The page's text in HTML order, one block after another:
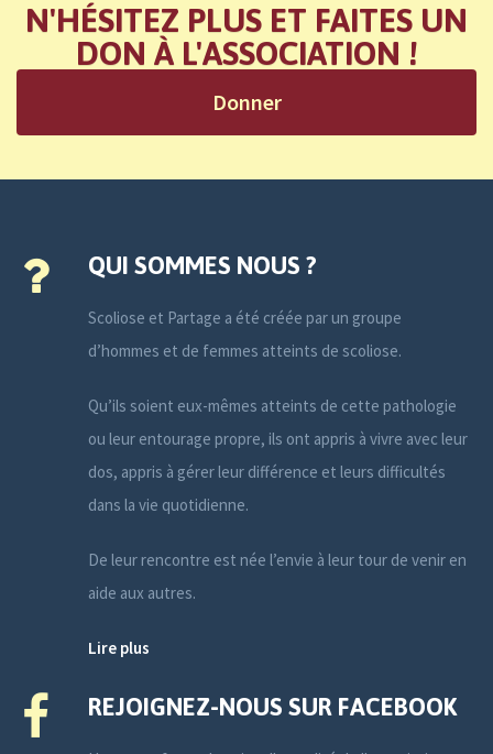
N'HÉSITEZ PLUS ET FAITES UN
DON À L'ASSOCIATION !
Donner
QUI SOMMES NOUS ?
Scoliose et Partage a été créée par un groupe
d’hommes et de femmes atteints de scoliose.
Qu’ils soient eux-mêmes atteints de cette pathologie
ou leur entourage propre, ils ont appris à vivre avec leur
dos, appris à gérer leur différence et leurs difficultés
dans la vie quotidienne.
De leur rencontre est née l’envie à leur tour de venir en
aide aux autres.
Lire plus
REJOIGNEZ-NOUS SUR FACEBOOK